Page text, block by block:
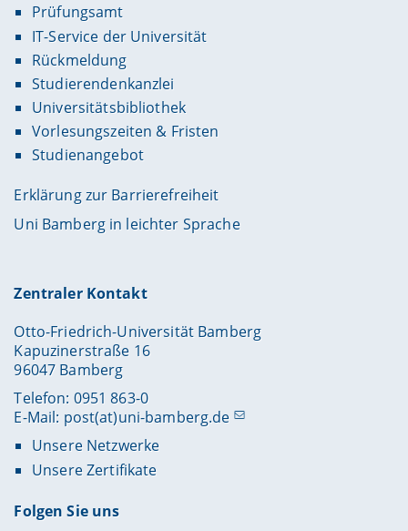
Prüfungsamt
IT-Service der Universität
Rückmeldung
Studierendenkanzlei
Universitätsbibliothek
Vorlesungszeiten & Fristen
Studienangebot
Erklärung zur Barrierefreiheit
Uni Bamberg in leichter Sprache
Zentraler Kontakt
Otto-Friedrich-Universität Bamberg
Kapuzinerstraße 16
96047 Bamberg
Telefon: 0951 863-0
E-Mail: post(at)uni-bamberg.de
Unsere Netzwerke
Unsere Zertifikate
Folgen Sie uns